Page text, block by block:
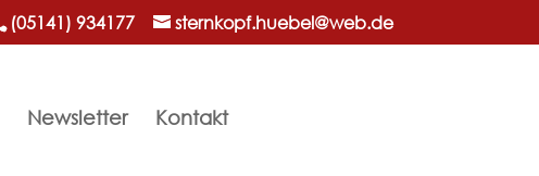
(05141) 934177 sternkopf.huebel@web.de
Newsletter Kontakt